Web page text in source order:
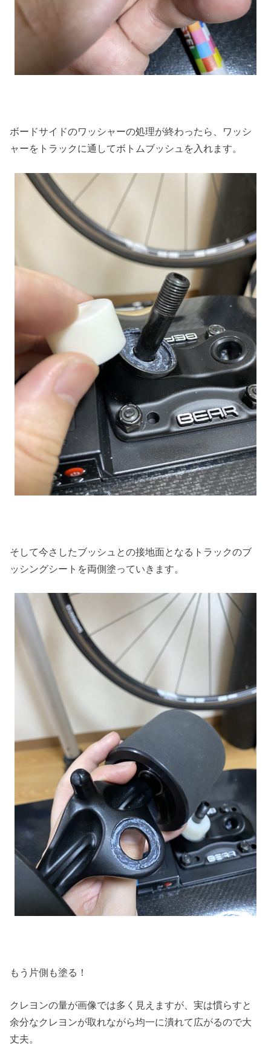
ボードサイドのワッシャーの処理が終わったら、ワッシ
ャーをトラックに通してボトムブッシュを入れます。
そして今さしたブッシュとの接地面となるトラックのブ
ッシングシートを両側塗っていきます。
もう片側も塗る！
クレヨンの量が画像では多く見えますが、実は慣らすと
余分なクレヨンが取れながら均一に潰れて広がるので大
丈夫。